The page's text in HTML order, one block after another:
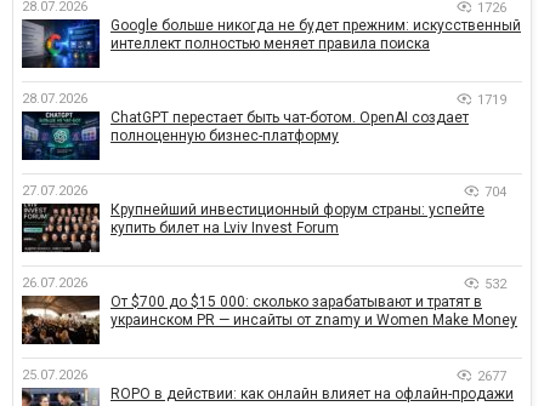
28.07.2026 1726
Google больше никогда не будет прежним: искусственный
интеллект полностью меняет правила поиска
28.07.2026 1719
ChatGPT перестает быть чат-ботом. OpenAI создает
полноценную бизнес-платформу
27.07.2026 704
Крупнейший инвестиционный форум страны: успейте
купить билет на Lviv Invest Forum
26.07.2026 532
От $700 до $15 000: сколько зарабатывают и тратят в
украинском PR — инсайты от znamy и Women Make Money
25.07.2026 2677
ROPO в действии: как онлайн влияет на офлайн-продажи